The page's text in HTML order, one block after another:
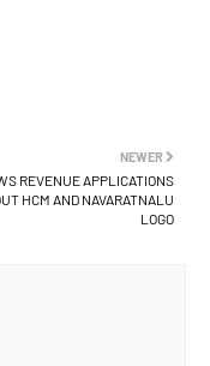
NEWER
REVENUE APPLICATIONS
HCM AND NAVARATNALU
LOGO